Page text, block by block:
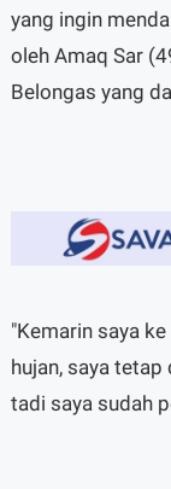
yang ingin
oleh Amaq Sar
Belongas yang
"Kemarin saya
hujan, saya tetap
tadi saya sudah